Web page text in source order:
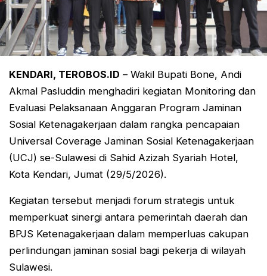
KENDARI, TEROBOS.ID – Wakil Bupati Bone, Andi
Akmal Pasluddin menghadiri kegiatan Monitoring dan
Evaluasi Pelaksanaan Anggaran Program Jaminan
Sosial Ketenagakerjaan dalam rangka pencapaian
Universal Coverage Jaminan Sosial Ketenagakerjaan
(UCJ) se-Sulawesi di Sahid Azizah Syariah Hotel,
Kota Kendari, Jumat (29/5/2026).
Kegiatan tersebut menjadi forum strategis untuk
memperkuat sinergi antara pemerintah daerah dan
BPJS Ketenagakerjaan dalam memperluas cakupan
perlindungan jaminan sosial bagi pekerja di wilayah
Sulawesi.